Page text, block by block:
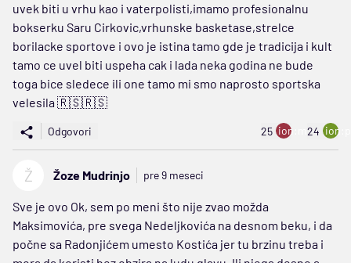
uvek biti u vrhu kao i vaterpolisti,imamo profesionalnu
bokserku Saru Cirkovic,vrhunske basketase,strelce
borilacke sportove i ovo je istina tamo gde je tradicija i kult
tamo ce uvel biti uspeha cak i lada neka godina ne bude
toga bice sledece ili one tamo mi smo naprosto sportska
velesila 🇷🇸🇷🇸
Odgovori 25 ion:minus
24
Ž Žoze Mudrinjo pre 9 meseci
Sve je ovo Ok, sem po meni što nije zvao možda
Maksimovića, pre svega Nedeljkovića na desnom beku, i da
počne sa Radonjićem umesto Kostića jer tu brzinu treba i